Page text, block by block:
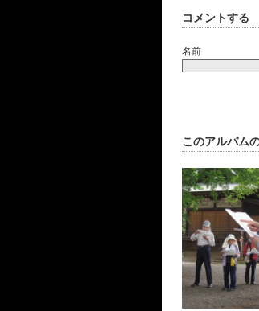
コメントする
名前
このアルバム